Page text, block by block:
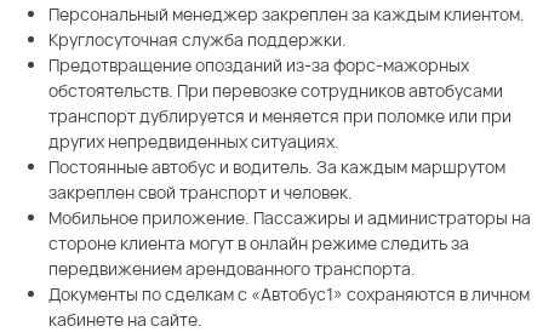
Персональный менеджер закреплен за каждым клиентом.
Круглосуточная служба поддержки.
Предотвращение опозданий из-за форс-мажорных
обстоятельств. При перевозке сотрудников автобусами
транспорт дублируется и меняется при поломке или при
других непредвиденных ситуациях.
Постоянные автобус и водитель. За каждым маршрутом
закреплен свой транспорт и человек.
Мобильное приложение. Пассажиры и администраторы на
стороне клиента могут в онлайн режиме следить за
передвижением арендованного транспорта.
Документы по сделкам с «Автобус1» сохраняются в личном
кабинете на сайте.